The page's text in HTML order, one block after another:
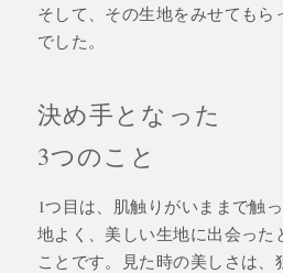
そして、その生地をみせても
でした。
決め手となった
3つのこと
1つ目は、肌触りがいままで触
地よく、美しい生地に出会った
ことです。見た時の美しさは、